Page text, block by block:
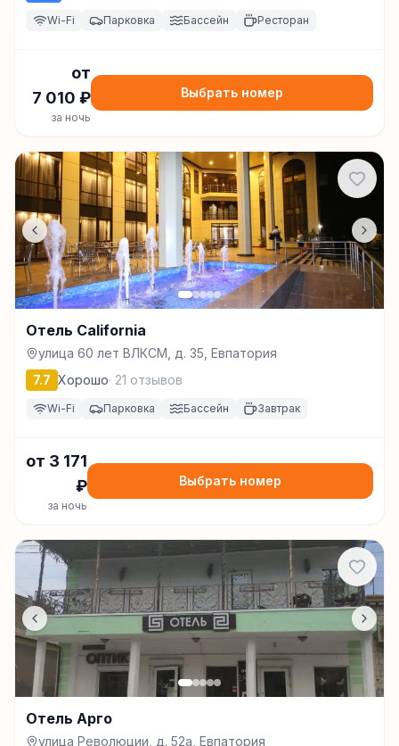
Wi-Fi Парковка Бассейн Ресторан
от
7 010 ₽
за ночь
Выбрать номер
Отель California
улица 60 лет ВЛКСМ, д. 35, Евпатория
7.7 Хорошо· 21 отзывов
Wi-Fi Парковка Бассейн Завтрак
от 3 171
₽
за ночь
Выбрать номер
Отель Арго
улица Революции, д. 52а, Евпатория